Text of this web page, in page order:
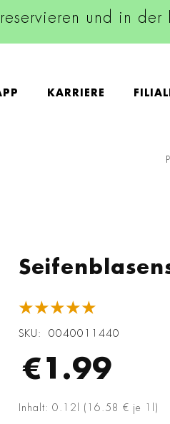
und in
KARRIERE
★★★★★
SKU 0040011440
€1.99
Inhalt: 0.12l (16.58 € je 1l)